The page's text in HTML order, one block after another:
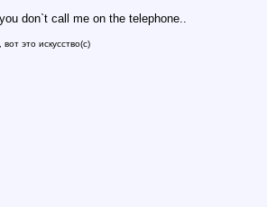
don`t call me on the telephone..
это искусство(с)